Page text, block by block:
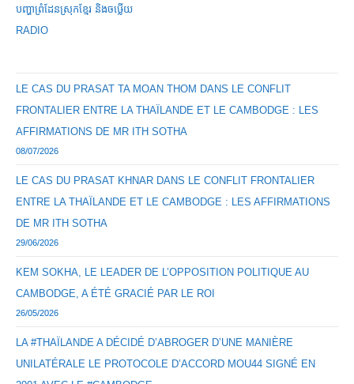
បញ្ហាព្រំដែនស្រុកខ្មែរ និងចឞ្លើយ
RADIO
LE CAS DU PRASAT TA MOAN THOM DANS LE CONFLIT
FRONTALIER ENTRE LA THAÏLANDE ET LE CAMBODGE : LES
AFFIRMATIONS DE MR ITH SOTHA
08/07/2026
LE CAS DU PRASAT KHNAR DANS LE CONFLIT FRONTALIER
ENTRE LA THAÏLANDE ET LE CAMBODGE : LES AFFIRMATIONS
DE MR ITH SOTHA
29/06/2026
KEM SOKHA, LE LEADER DE L’OPPOSITION POLITIQUE AU
CAMBODGE, A ÉTÉ GRACIÉ PAR LE ROI
26/05/2026
LA #THAÏLANDE A DÉCIDÉ D’ABROGER D’UNE MANIÈRE
UNILATÉRALE LE PROTOCOLE D’ACCORD MOU44 SIGNÉ EN